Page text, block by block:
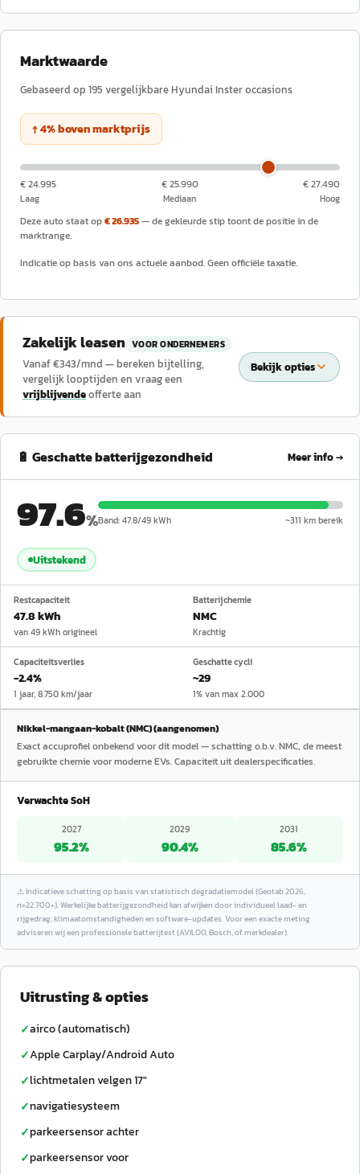
Marktwaarde
Gebaseerd op 195 vergelijkbareHyundai Insteroccasions
↑4%bovenmarktprijs
€ 24.995
Laag
€ 25.990
Mediaan
€ 27.490
Hoog
Deze auto staat op€ 26.935— de gekleurde stip toont de positie in de
marktrange.
Indicatie op basis van ons actuele aanbod. Geen officiële taxatie.
Zakelijk leasen VOOR ONDERNEMERS
Vanaf €343/mnd — bereken bijtelling,
vergelijk looptijden en vraag een
vrijblijvendeofferte aan
Bekijk opties
🔋 Geschatte batterijgezondheid Meer info →
97.6%Band:47.8/49kWh ~311 km bereik
Uitstekend
Restcapaciteit
47.8 kWh
van 49 kWh origineel
Batterijchemie
NMC
Krachtig
Capaciteitsverlies
−2.4%
1 jaar, 8.750 km/jaar
Geschatte cycli
~29
1% van max 2.000
Nikkel-mangaan-kobalt (NMC) (aangenomen)
Exact accuprofiel onbekend voor dit model — schatting o.b.v. NMC, de meest
gebruikte chemie voor moderne EVs. Capaciteit uit dealerspecificaties.
Verwachte SoH
2027
95.2%
2029
90.4%
2031
85.6%
⚠️Indicatieve schatting op basis van statistisch degradatiemodel (Geotab 2026,
n=22.700+). Werkelijke batterijgezondheid kan afwijken door individueel laad- en
rijgedrag, klimaatomstandigheden en software-updates. Voor een exacte meting
adviseren wij een professionele batterijtest (AVILOO, Bosch, of merkdealer).
Uitrusting & opties
✓airco (automatisch)
✓Apple Carplay/Android Auto
✓lichtmetalen velgen 17"
✓navigatiesysteem
✓parkeersensor achter
✓parkeersensor voor